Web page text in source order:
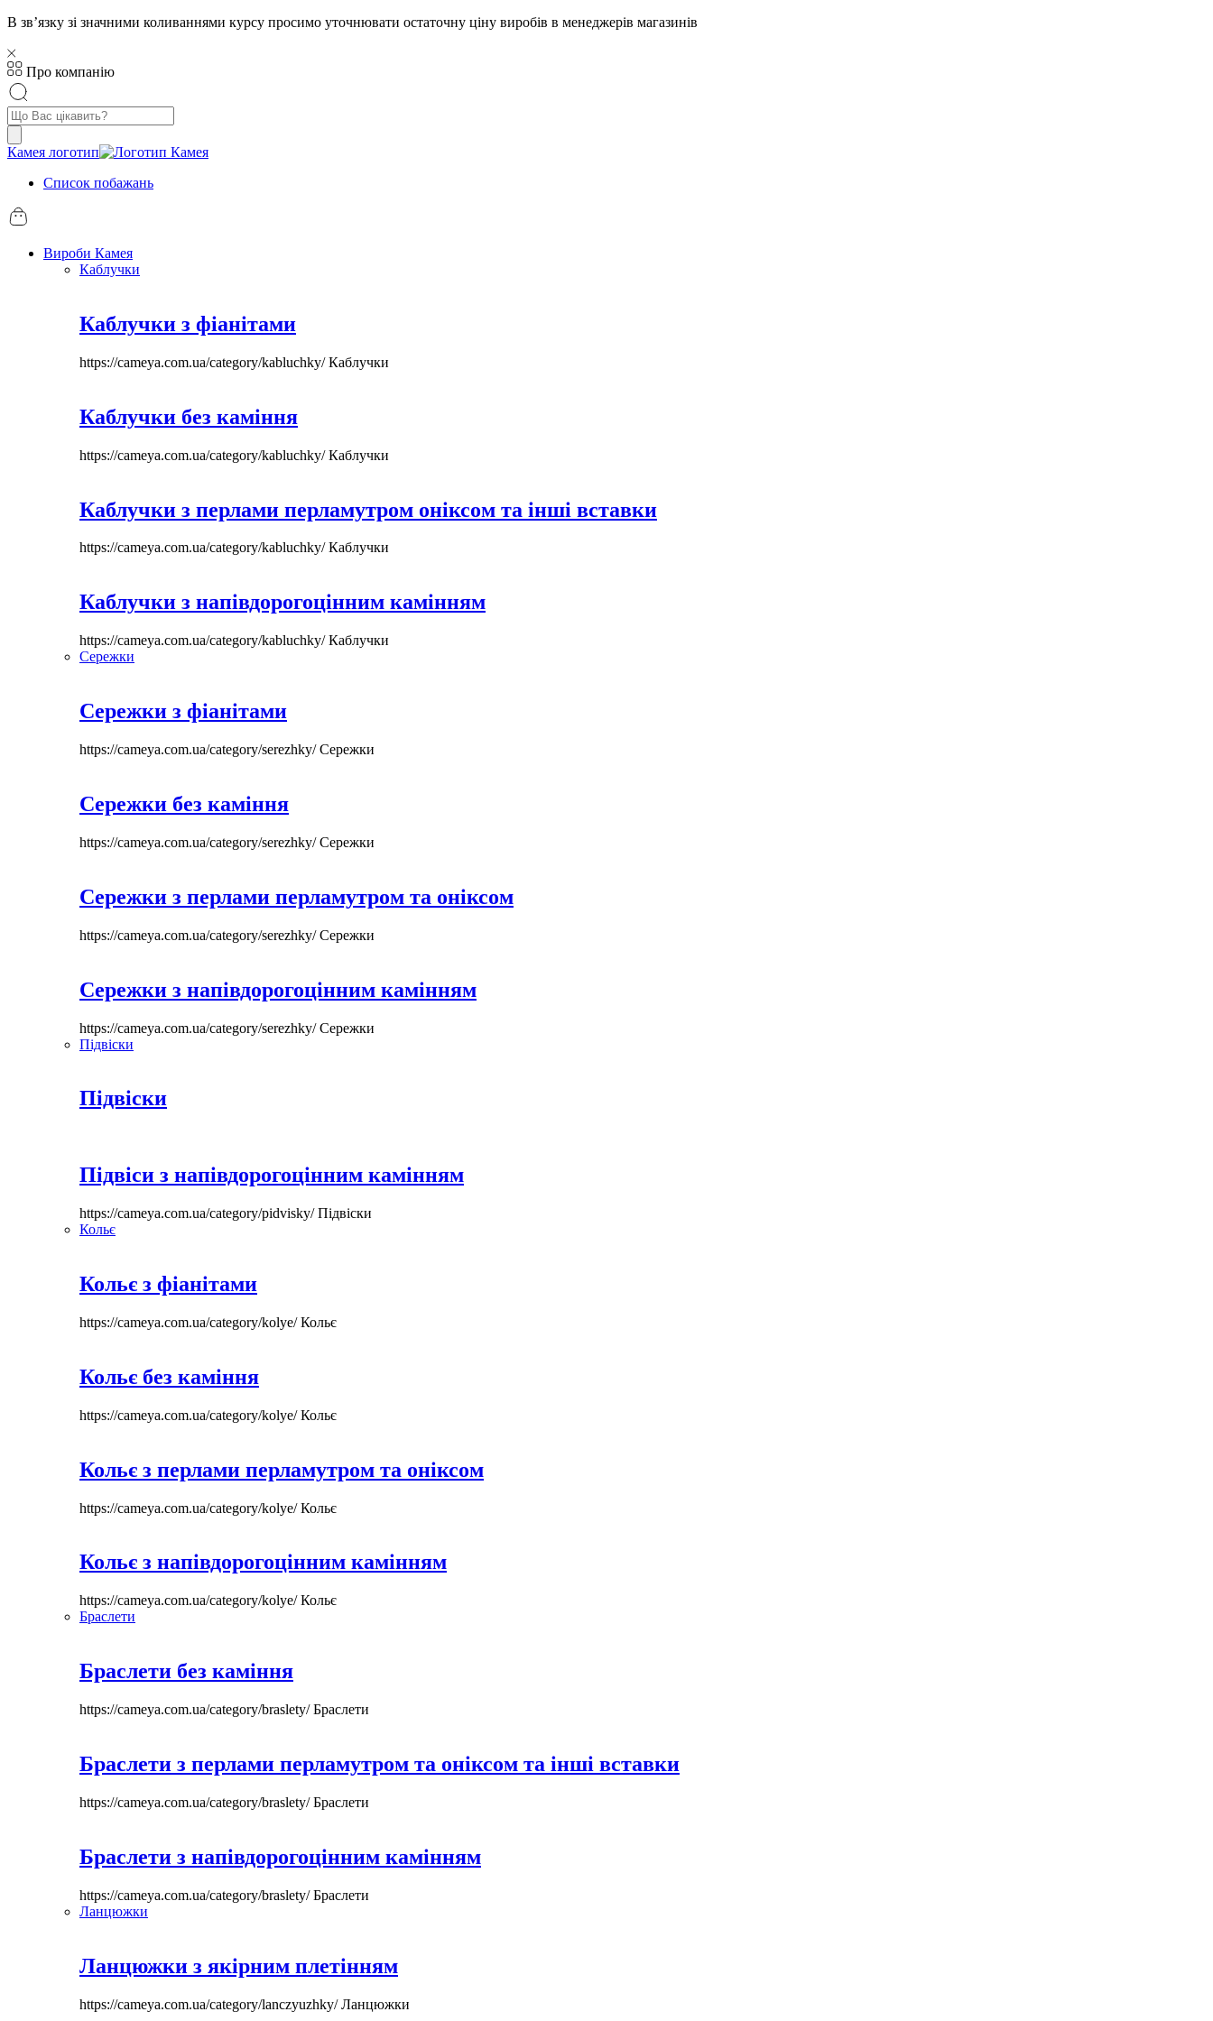
В звʼязку зі значними коливаннями курсу просимо уточнювати остаточну ціну виробів в менеджерів магазинів
Про компанію
Пошук
товарів
Камея логотип
Список побажань
Вироби Камея
Каблучки
Каблучки з фіанітами
https://cameya.com.ua/category/kabluchky/Каблучки
Каблучки без каміння
https://cameya.com.ua/category/kabluchky/Каблучки
Каблучки з перлами перламутром оніксом та інші вставки
https://cameya.com.ua/category/kabluchky/Каблучки
Каблучки з напівдорогоцінним камінням
https://cameya.com.ua/category/kabluchky/Каблучки
Сережки
Сережки з фіанітами
https://cameya.com.ua/category/serezhky/Сережки
Сережки без каміння
https://cameya.com.ua/category/serezhky/Сережки
Сережки з перлами перламутром та оніксом
https://cameya.com.ua/category/serezhky/Сережки
Сережки з напівдорогоцінним камінням
https://cameya.com.ua/category/serezhky/Сережки
Підвіски
Підвіски
Підвіси з напівдорогоцінним камінням
https://cameya.com.ua/category/pidvisky/Підвіски
Кольє
Кольє з фіанітами
https://cameya.com.ua/category/kolye/Кольє
Кольє без каміння
https://cameya.com.ua/category/kolye/Кольє
Кольє з перлами перламутром та оніксом
https://cameya.com.ua/category/kolye/Кольє
Кольє з напівдорогоцінним камінням
https://cameya.com.ua/category/kolye/Кольє
Браслети
Браслети без каміння
https://cameya.com.ua/category/braslety/Браслети
Браслети з перлами перламутром та оніксом та інші вставки
https://cameya.com.ua/category/braslety/Браслети
Браслети з напівдорогоцінним камінням
https://cameya.com.ua/category/braslety/Браслети
Ланцюжки
Ланцюжки з якірним плетінням
https://cameya.com.ua/category/lanczyuzhky/Ланцюжки